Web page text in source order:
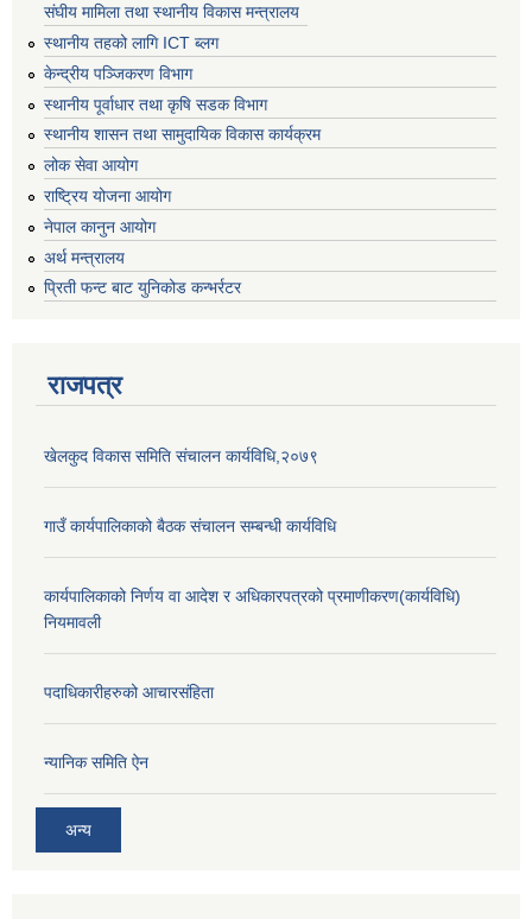
संघीय मामिला तथा स्थानीय विकास मन्त्रालय
स्थानीय तहको लागि ICT ब्लग
केन्द्रीय पञ्जिकरण विभाग
स्थानीय पूर्वाधार तथा कृषि सडक विभाग
स्थानीय शासन तथा सामुदायिक विकास कार्यक्रम
लोक सेवा आयोग
राष्ट्रिय योजना आयोग
नेपाल कानुन आयोग
अर्थ मन्त्रालय
प्रिती फन्ट बाट युनिकोड कन्भर्रटर
राजपत्र
खेलकुद विकास समिति संचालन कार्यविधि,२०७९
गाउँ कार्यपालिकाको बैठक संचालन सम्बन्धी कार्यविधि
कार्यपालिकाको निर्णय वा आदेश र अधिकारपत्रको प्रमाणीकरण(कार्यविधि)
नियमावली
पदाधिकारीहरुको आचारसंहिता
न्यानिक समिति ऐन
अन्य